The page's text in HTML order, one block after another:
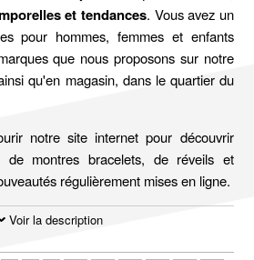
et tendances. Vous avez un
pour hommes, femmes et enfants
que nous proposons sur notre
qu'en magasin, dans le quartier du
notre site internet pour découvrir
de montres bracelets, de réveils et
régulièrement mises en ligne.
Voir la description